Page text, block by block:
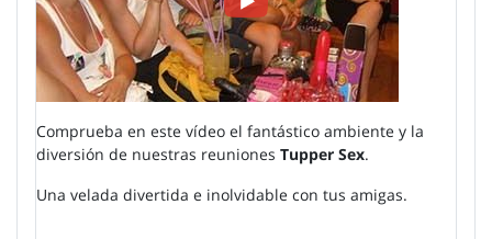
Comprueba en este vídeo el fantástico ambiente y la
diversión de nuestras reuniones Tupper Sex.
Una velada divertida e inolvidable con tus amigas.